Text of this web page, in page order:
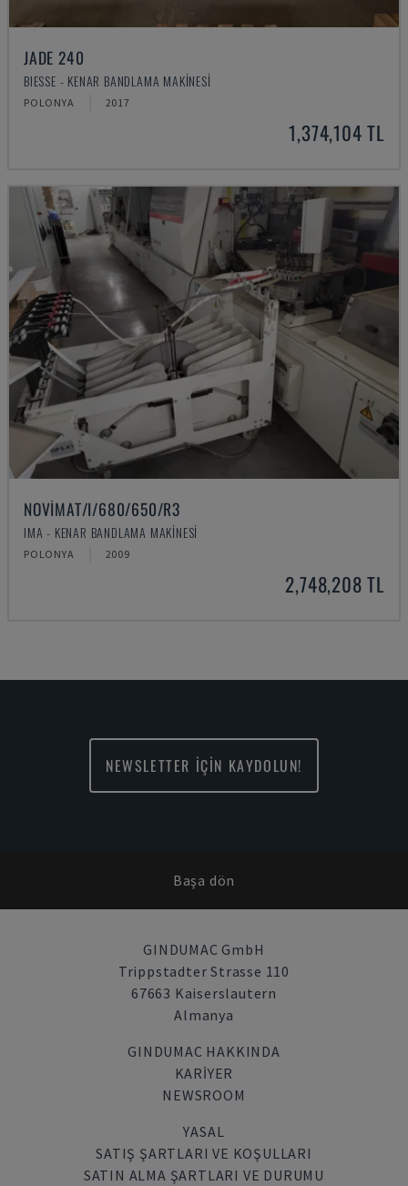
JADE 240
BIESSE - KENAR BANDLAMA MAKINESI
POLONYA 2017
1,374,104 TL
NOVIMAT/I/680/650/R3
IMA - KENAR BANDLAMA MAKINESI
POLONYA 2009
2,748,208 TL
NEWSLETTER İÇİN KAYDOLUN!
Başa dön
GINDUMAC GmbH
Trippstadter Strasse 110
67663 Kaiserslautern
Almanya
GINDUMAC HAKKINDA
KARIYER
NEWSROOM
YASAL
SATIŞ ŞARTLARI VE KOŞULLARI
SATIN ALMA ŞARTLARI VE DURUMU